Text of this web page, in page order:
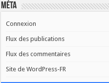
Méta
Connexion
Flux des publications
Flux des commentaires
Site de WordPress-FR